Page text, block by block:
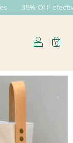
35% OFF
0